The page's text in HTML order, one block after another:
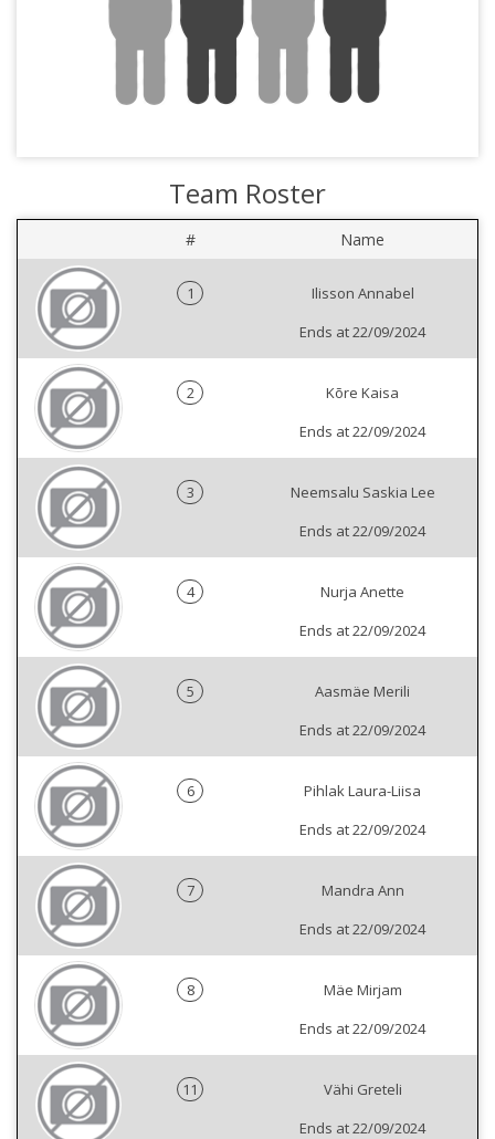
Team Roster
# Name
1
Ilisson Annabel
Ends at 22/09/2024
2
Kõre Kaisa
Ends at 22/09/2024
3
Neemsalu Saskia Lee
Ends at 22/09/2024
4
Nurja Anette
Ends at 22/09/2024
5
Aasmäe Merili
Ends at 22/09/2024
6
Pihlak Laura-Liisa
Ends at 22/09/2024
7
Mandra Ann
Ends at 22/09/2024
8
Mäe Mirjam
Ends at 22/09/2024
11
Vähi Greteli
Ends at 22/09/2024